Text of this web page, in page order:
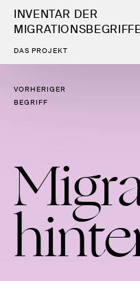
INVENTAR DER
DAS PROJEKT
VORHERIGER
BEGRIFF